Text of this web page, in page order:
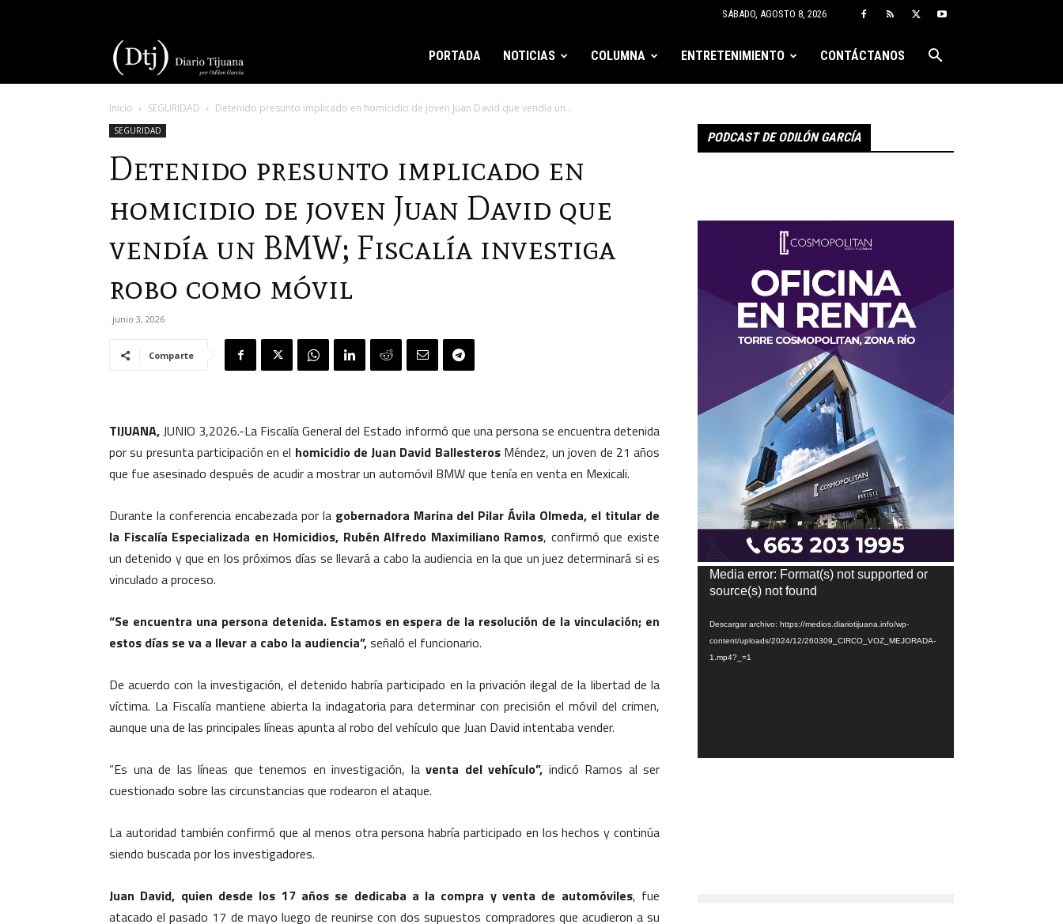
SÁBADO, AGOSTO 8, 2026
Tijuana
PORTADA NOTICIAS COLUMNA ENTRETENIMIENTO CONTÁCTANOS
Inicio SEGURIDAD Detenido presunto implicado en homicidio de joven Juan David que vendía un...
SEGURIDAD
Detenido presunto implicado en
homicidio de joven Juan David que
vendía un BMW; Fiscalía investiga
robo como móvil
junio 3, 2026
Comparte
TIJUANA,JUNIO 3,2026.-La Fiscalía General del Estado informó que una persona se encuentra detenida
por su presunta participación en el homicidio de Juan David BallesterosMéndez, un joven de 21 años
que fue asesinado después de acudir a mostrar un automóvil BMW que tenía en venta en Mexicali.
Durante la conferencia encabezada por la gobernadora Marina del Pilar Ávila Olmeda, el titular de
la Fiscalía Especializada en Homicidios, Rubén Alfredo Maximiliano Ramos, confirmó que existe
un detenido y que en los próximos días se llevará a cabo la audiencia en la que un juez determinará si es
vinculado a proceso.
“Se encuentra una persona detenida. Estamos en espera de la resolución de la vinculación; en
estos días se va a llevar a cabo la audiencia”,señaló el funcionario.
De acuerdo con la investigación, el detenido habría participado en la privación ilegal de la libertad de la
víctima. La Fiscalía mantiene abierta la indagatoria para determinar con precisión el móvil del crimen,
aunque una de las principales líneas apunta al robo del vehículo que Juan David intentaba vender.
“Es una de las líneas que tenemos en investigación, laventa del vehículo”, indicó Ramos al ser
cuestionado sobre las circunstancias que rodearon el ataque.
La autoridad también confirmó que al menos otra persona habría participado en los hechos y continúa
siendo buscada por los investigadores.
Juan David, quien desde los 17 años se dedicaba a la compra y venta de automóviles, fue
atacado el pasado 17 de mayo luego de reunirse con dos supuestos compradores que acudieron a su
PODCAST DE ODILÓN GARCÍA
Reproductor
de
Media error: Format(s) not supported or
source(s) not found
Descargar archivo: https://medios.diariotijuana.info/wp-
content/uploads/2024/12/260309_CIRCO_VOZ_MEJORADA-
1.mp4?_=1